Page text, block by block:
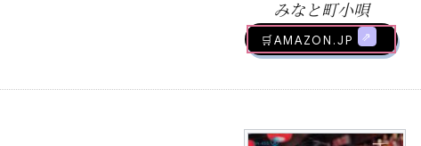
みなと町小唄
🛒AMAZON.jp